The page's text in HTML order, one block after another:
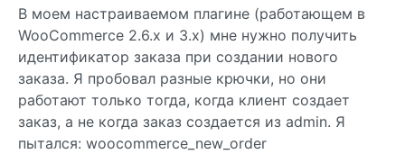
В моем настраиваемом плагине (работающем в
WooCommerce 2.6.x и 3.x) мне нужно получить
идентификатор заказа при создании нового
заказа. Я пробовал разные крючки, но они
работают только тогда, когда клиент создает
заказ, а не когда заказ создается из admin. Я
пытался: woocommerce_new_order